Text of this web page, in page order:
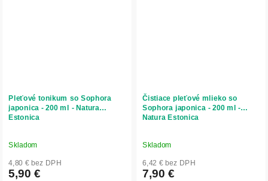
Pleťové tonikum so Sophora
japonica - 200 ml - Natura
Estonica
Skladom
4,80 € bez DPH
5,90 €
Čistiace pleťové mlieko so
Sophora japonica - 200 ml -
Natura Estonica
Skladom
6,42 € bez DPH
7,90 €